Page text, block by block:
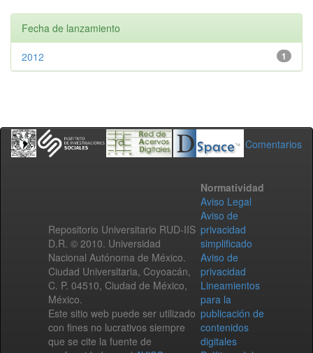
Fecha de lanzamiento
1
2012
Comentarios
Repositorio Universitario RUD-IIS
D.R. © 2010. Universidad
Nacional Autónoma de México.
Ciudad Universitaria, Coyoacán,
C. P. 04510, Ciudad de México,
México.
Este sitio web puede ser utilizado
con fines no lucrativos siempre
que se cite la fuente de
Normatividad
Aviso Legal
Aviso de
privacidad
simplificado
Aviso de
privacidad
Lineamientos
para la
publicación de
contenidos
digitales